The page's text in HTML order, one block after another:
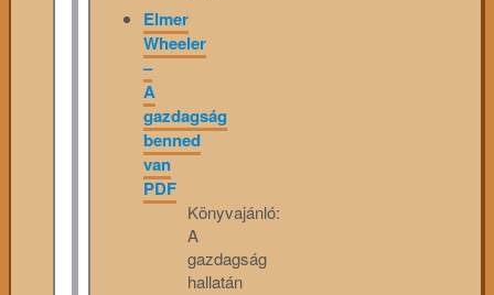
Elmer
Wheeler
–
A
gazdagság
benned
van
PDF
Könyvajánló:
A
gazdagság
hallatán